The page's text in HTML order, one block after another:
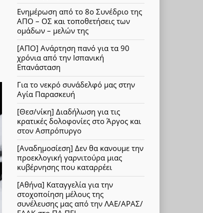
Ενημέρωση από το 8ο Συνέδριο της
ΑΠΟ – ΟΣ και τοποθετήσεις των
ομάδων – μελών της
[ΑΠΟ] Ανάρτηση πανό για τα 90
χρόνια από την Ισπανική
Επανάσταση
Για το νεκρό συνάδελφό μας στην
Αγία Παρασκευή
[Θεσ/νίκη] Διαδήλωση για τις
κρατικές δολοφονίες στο Άργος και
στον Ασπρόπυργο
[Αναδημοσίεση] Δεν θα κανουμε την
προεκλογική γαρνιτούρα μιας
κυβέρνησης που καταρρέει
[Αθήνα] Καταγγελία για την
στοχοποίηση μέλους της
συνέλευσης μας από την ΛΑΕ/ΑΡΑΣ/